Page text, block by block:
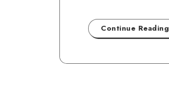
Continue Reading